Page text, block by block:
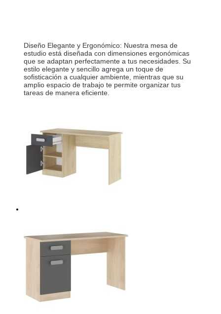
Diseño Elegante y Ergonómico: Nuestra mesa de
estudio está diseñada con dimensiones ergonómicas
que se adaptan perfectamente a tus necesidades. Su
estilo elegante y sencillo agrega un toque de
sofisticación a cualquier ambiente, mientras que su
amplio espacio de trabajo te permite organizar tus
tareas de manera eficiente.